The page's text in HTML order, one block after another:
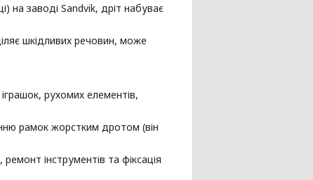
на заводі Sandvik, дріт набуває
шкідливих речовин, може
рухомих елементів,
рамок жорстким дротом (він
інструментів та фіксація